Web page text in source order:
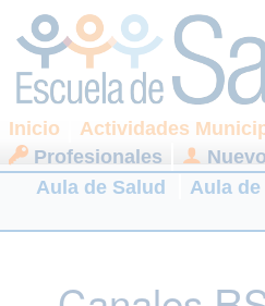
Inicio Actividades
Profesionales
Aula de Salud
Aula de